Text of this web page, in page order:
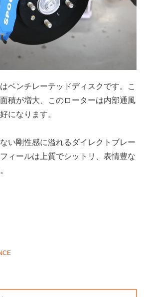
ベンチレーテッドディスクです。こ
積が増大、このローターは内部通風
になります。
い剛性感に溢れるダイレクトブレー
ィールは上質でシットリ、表情豊な